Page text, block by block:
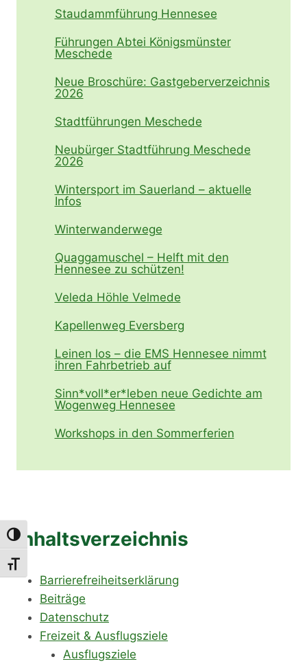
Umschalten auf hohe Kontraste
Schrift vergrößern
Staudammführung Hennesee
Führungen Abtei Königsmünster
Meschede
Neue Broschüre: Gastgeberverzeichnis
2026
Stadtführungen Meschede
Neubürger Stadtführung Meschede
2026
Wintersport im Sauerland – aktuelle
Infos
Winterwanderwege
Quaggamuschel – Helft mit den
Hennesee zu schützen!
Veleda Höhle Velmede
Kapellenweg Eversberg
Leinen los – die EMS Hennesee nimmt
ihren Fahrbetrieb auf
Sinn*voll*er*leben neue Gedichte am
Wogenweg Hennesee
Workshops in den Sommerferien
Inhaltsverzeichnis
Barrierefreiheitserklärung
Beiträge
Datenschutz
Freizeit & Ausflugsziele
Ausflugsziele